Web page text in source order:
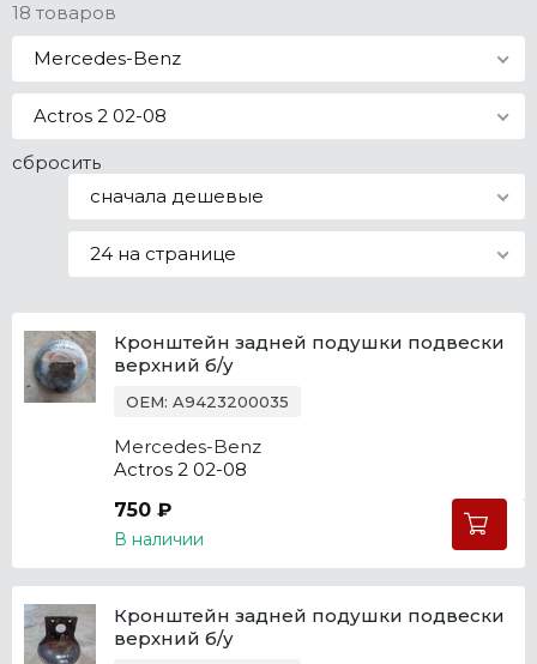
18 товаров
Mercedes-Benz
Actros 2 02-08
сбросить
сначала дешевые
24 на странице
Кронштейн задней подушки подвески
верхний б/у
OEM: A9423200035
Mercedes-Benz
Actros 2 02-08
750 ₽
В наличии
Кронштейн задней подушки подвески
верхний б/у